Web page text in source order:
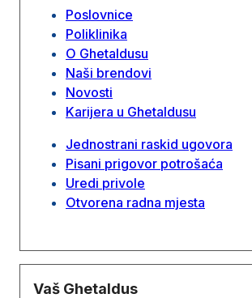
Poslovnice
Poliklinika
O Ghetaldusu
Naši brendovi
Novosti
Karijera u Ghetaldusu
Jednostrani raskid ugovora
Pisani prigovor potrošaća
Uredi privole
Otvorena radna mjesta
Vaš Ghetaldus